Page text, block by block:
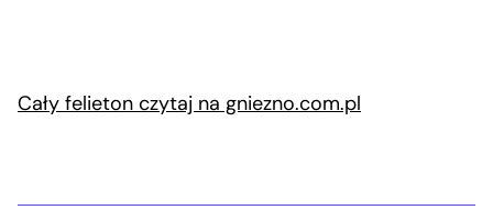
Cały felieton czytaj na gniezno.com.pl